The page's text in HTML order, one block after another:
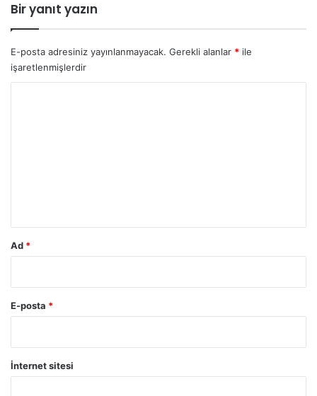
Bir yanıt yazın
E-posta adresiniz yayınlanmayacak. Gerekli alanlar * ile
işaretlenmişlerdir
Ad *
E-posta *
İnternet sitesi